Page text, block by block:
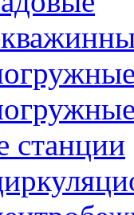
станции